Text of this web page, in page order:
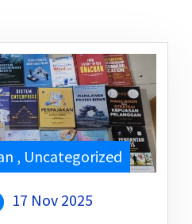
, Uncategorized
17 Nov 2025